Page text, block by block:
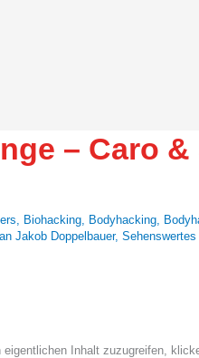
– Caro &
, Biohacking, Bodyhacking,
Jakob Doppelbauer,
eigentlichen Inhalt zuzugreifen,